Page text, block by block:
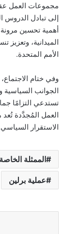
إلى تبادل الدروس
أهمية تحسين
الميدانية،
الأمم المتحدة.
وفي ختام
الجوانب السياسية
تستدعي التزامًا
العمل المُجدَّدة تُعد
الاستقرار
الممثلة الخاصة
عملية برلين